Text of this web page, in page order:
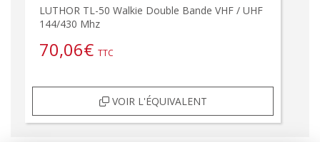
LUTHOR TL-50 Walkie Double Bande VHF / UHF
144/430 Mhz
70,06€ TTC
VOIR L'ÉQUIVALENT